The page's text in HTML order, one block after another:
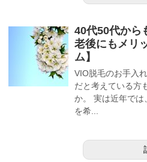
40代50代から
老後にもメリ
ム】
VIO脱毛のお手入
だと考えている方
か。 実は近年で
を希...